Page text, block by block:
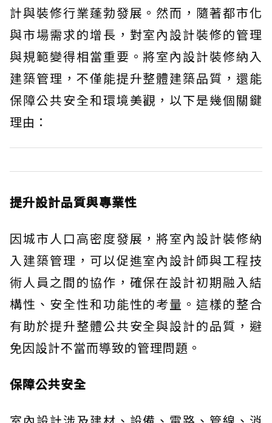
計與裝修行業蓬勃發展。然而，隨著都市化
與市場需求的增長，對室內設計裝修的管理
與規範變得相當重要。將室內設計裝修納入
建築管理，不僅能提升整體建築品質，還能
保障公共安全和環境美觀，以下是幾個關鍵
理由：
提升設計品質與專業性
因城市人口高密度發展，將室內設計裝修納
入建築管理，可以促進室內設計師與工程技
術人員之間的協作，確保在設計初期融入結
構性、安全性和功能性的考量。這樣的整合
有助於提升整體公共安全與設計的品質，避
免因設計不當而導致的管理問題。
保障公共安全